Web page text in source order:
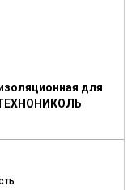
для
ТЕХНОНИКОЛЬ